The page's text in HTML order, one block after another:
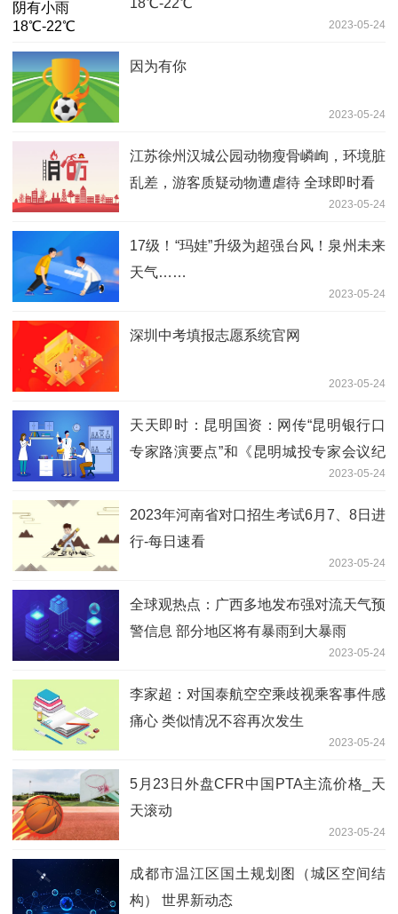
2023-05-24
因为有你
2023-05-24
江苏徐州汉城公园动物瘦骨嶙峋，环境脏
乱差，游客质疑动物遭虐待 全球即时看
2023-05-24
17级！“玛娃”升级为超强台风！泉州未来
天气……
2023-05-24
深圳中考填报志愿系统官网
2023-05-24
天天即时：昆明国资：网传“昆明银行口
专家路演要点”和《昆明城投专家会议纪
2023-05-24
2023年河南省对口招生考试6月7、8日进
行-每日速看
2023-05-24
全球观热点：广西多地发布强对流天气预
警信息 部分地区将有暴雨到大暴雨
2023-05-24
李家超：对国泰航空空乘歧视乘客事件感
痛心 类似情况不容再次发生
2023-05-24
5月23日外盘CFR中国PTA主流价格_天
天滚动
2023-05-24
成都市温江区国土规划图（城区空间结
构） 世界新动态